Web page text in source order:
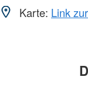
Karte: Link